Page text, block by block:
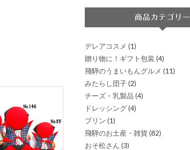
商品カテゴリー
デレアコスメ (1)
贈り物に！ギフト包装 (4)
飛騨のうまいもんグルメ (11)
みたらし団子 (2)
チーズ・乳製品 (4)
ドレッシング (4)
プリン (1)
飛騨のお土産・雑貨 (82)
おそ松さん (3)